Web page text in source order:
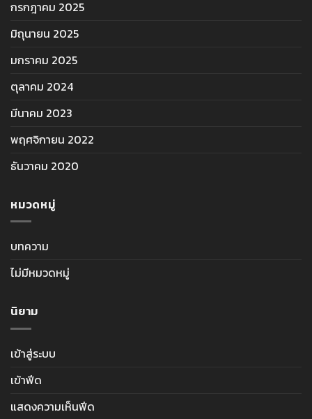
กรกฎาคม 2025
มิถุนายน 2025
มกราคม 2025
ตุลาคม 2024
มีนาคม 2023
พฤศจิกายน 2022
ธันวาคม 2020
หมวดหมู่
บทความ
ไม่มีหมวดหมู่
นิยาม
เข้าสู่ระบบ
เข้าฟีด
แสดงความเห็นฟีด